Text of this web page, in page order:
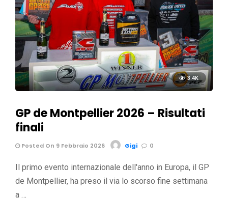
3.4K
GP de Montpellier 2026 – Risultati
finali
Posted On 9 Febbraio 2026 Gigi 0
Il primo evento internazionale dell'anno in Europa, il GP
de Montpellier, ha preso il via lo scorso fine settimana
a …